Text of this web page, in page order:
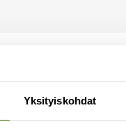
Yksityiskohdat